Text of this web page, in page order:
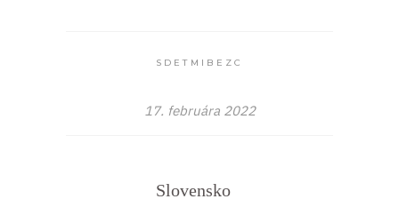
SDETMIBEZC
17. februára 2022
Slovensko